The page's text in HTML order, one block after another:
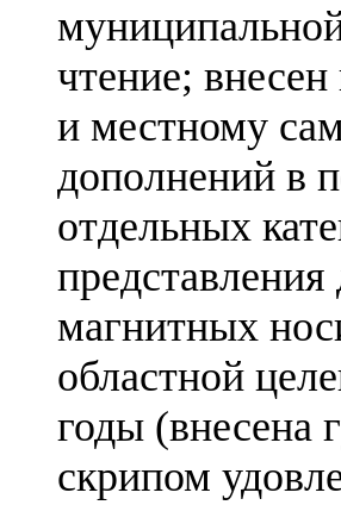
чтение;
и местному
дополнений в
отдельных
магнитных
областной
годы (внесена
скрипом